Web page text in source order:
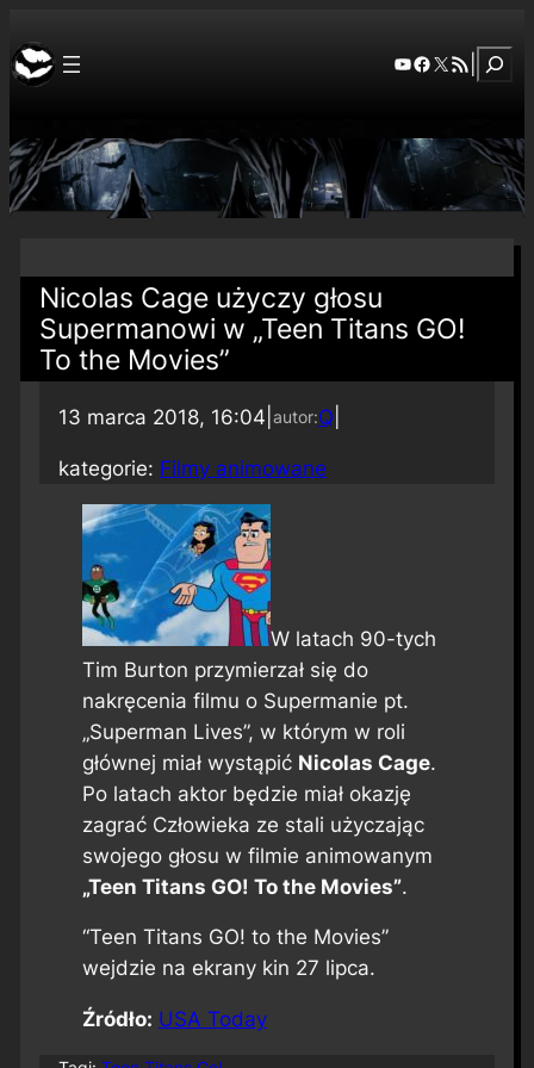
YouTube
Facebook
X RSS Feed
Nicolas Cage użyczy głosu
Supermanowi w „Teen Titans GO!
To the Movies”
13 marca 2018, 16:04 autor:Q
kategorie: Filmy animowane
W latach 90-tych
Tim Burton przymierzał się do
nakręcenia filmu o Supermanie pt.
„Superman Lives”, w którym w roli
głównej miał wystąpić Nicolas Cage.
Po latach aktor będzie miał okazję
zagrać Człowieka ze stali użyczając
swojego głosu w filmie animowanym
„Teen Titans GO! To the Movies”.
“Teen Titans GO! to the Movies”
wejdzie na ekrany kin 27 lipca.
Źródło: USA Today